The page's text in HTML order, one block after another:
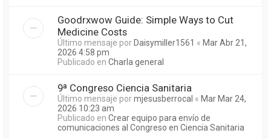
Goodrxwow Guide: Simple Ways to Cut
Medicine Costs
Último mensaje por Daisymiller1561 « Mar Abr 21,
2026 4:58 pm
Publicado en Charla general
9ª Congreso Ciencia Sanitaria
Último mensaje pormjesusberrocal « Mar Mar 24,
2026 10:23 am
Publicado en Crear equipo para envío de
comunicaciones al Congreso en Ciencia Sanitaria